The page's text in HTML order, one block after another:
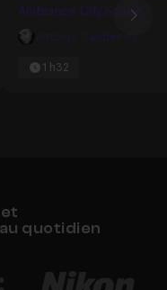
Ambiance CityScape
Antonio Gaudencio
1h32
quotidien